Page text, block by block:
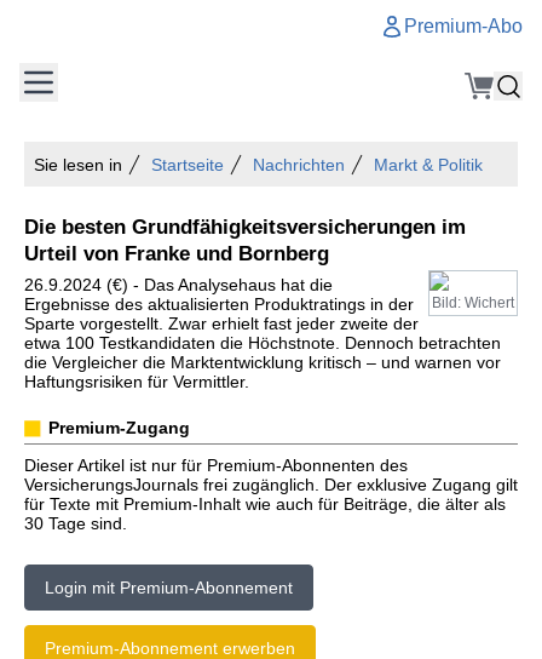
Premium-Abo
Sie lesen in Startseite Nachrichten Markt & Politik
Die besten Grundfähigkeitsversicherungen im
Urteil von Franke und Bornberg
Bild: Wichert
26.9.2024 (€) - Das Analysehaus hat die
Ergebnisse des aktualisierten Produktratings in der
Sparte vorgestellt. Zwar erhielt fast jeder zweite der
etwa 100 Testkandidaten die Höchstnote. Dennoch betrachten
die Vergleicher die Marktentwicklung kritisch – und warnen vor
Haftungsrisiken für Vermittler.
Premium-Zugang
Dieser Artikel ist nur für Premium-Abonnenten des
VersicherungsJournals frei zugänglich. Der exklusive Zugang gilt
für Texte mit Premium-Inhalt wie auch für Beiträge, die älter als
30 Tage sind.
Login mit Premium-Abonnement
Premium-Abonnement erwerben